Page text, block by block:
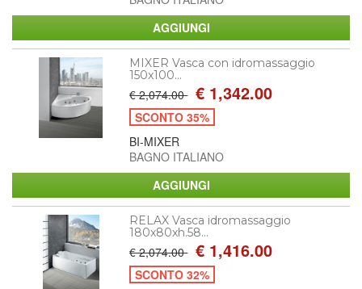
MIXER Vasca con idromassaggio
150x100...
€ 2,074.00 € 1,342.00
SCONTO 35%
BI-MIXER
BAGNO ITALIANO
RELAX Vasca idromassaggio
180x80xh.58...
€ 2,074.00 € 1,416.00
SCONTO 32%